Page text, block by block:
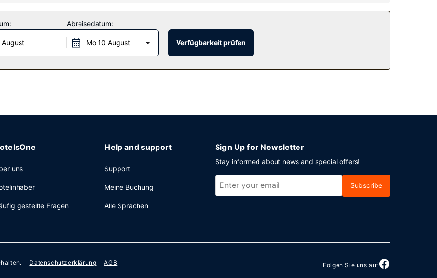
Fitnessbereich (rund um die Uhr geöffnet), ein Hochzeitsservice und kostenlose Fitnessmöglichkeiten in der Nähe.
bietet, gehören auch ein Ballsaal und ein Verkaufsautomat.
ein Restaurant, das eine Bar/Lounge bietet, oder bleib bequem auf deinem Zimmer und nutz den Zimmerservice
der Woche von 06:30 Uhr bis 10:00 Uhr und am Wochenende von 07:00 Uhr bis 11:00 Uhr gegen Gebühr
August
Abreisedatum:
Mo 10 August Verfügbarkeit prüfen
uns
gestellte Fragen
Help and support
Support
Meine Buchung
Alle Sprachen
Sign Up for Newsletter
Stay informed about news and special offers!
Subscribe
Datenschutzerklärung AGB Folgen Sie uns auf